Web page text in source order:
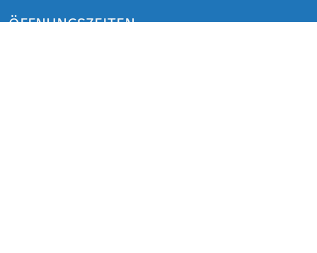
ÖFFNUNGSZEITEN